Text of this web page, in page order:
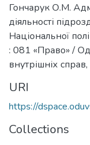
Гончарук О.М.
діяльності
Національної
: 081 «Право» /
внутрішніх
URI
https://
Collections